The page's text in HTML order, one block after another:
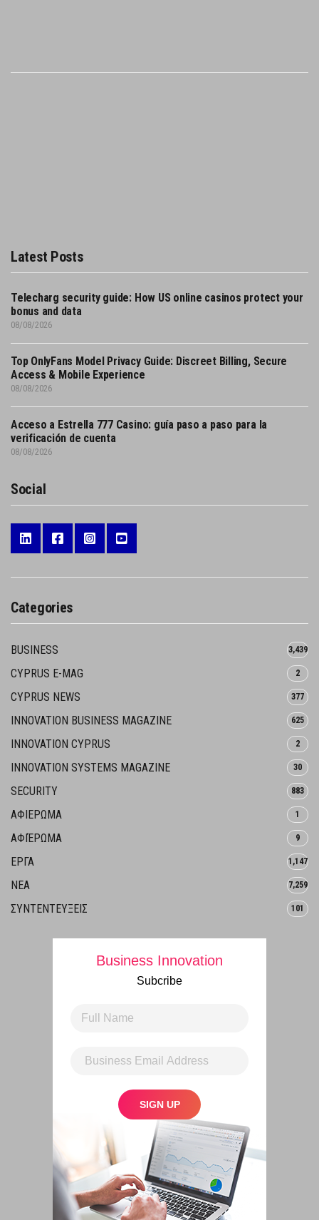
Latest Posts
Telecharg security guide: How US online casinos protect your
bonus and data
08/08/2026
Top OnlyFans Model Privacy Guide: Discreet Billing, Secure
Access & Mobile Experience
08/08/2026
Acceso a Estrella 777 Casino: guía paso a paso para la
verificación de cuenta
08/08/2026
Social
Categories
BUSINESS 3,439
CYPRUS E-MAG 2
CYPRUS NEWS 377
INNOVATION BUSINESS MAGAZINE 625
INNOVATION CYPRUS 2
INNOVATION SYSTEMS MAGAZINE 30
SECURITY 883
ΑΦΙΕΡΩΜΑ 1
ΑΦΙΈΡΩΜΑ 9
ΕΡΓΑ 1,147
ΝΕΑ 7,259
ΣΥΝΤΕΝΤΕΥΞΕΙΣ 101
Business Innovation
Subcribe